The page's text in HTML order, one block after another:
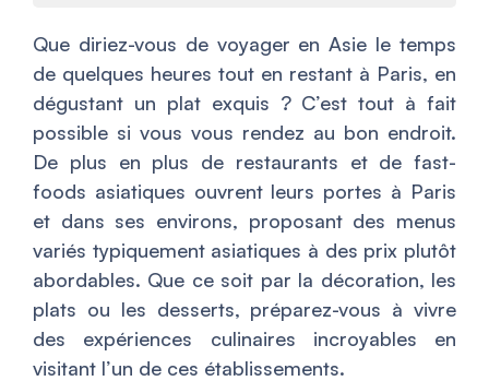
Que diriez-vous de voyager en Asie le temps
de quelques heures tout en restant à Paris, en
dégustant un plat exquis ? C’est tout à fait
possible si vous vous rendez au bon endroit.
De plus en plus de restaurants et de fast-
foods asiatiques ouvrent leurs portes à Paris
et dans ses environs, proposant des menus
variés typiquement asiatiques à des prix plutôt
abordables. Que ce soit par la décoration, les
plats ou les desserts, préparez-vous à vivre
des expériences culinaires incroyables en
visitant l’un de ces établissements.